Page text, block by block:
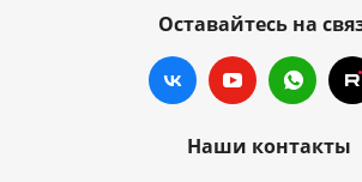
Оставайтесь на
Наши контакты